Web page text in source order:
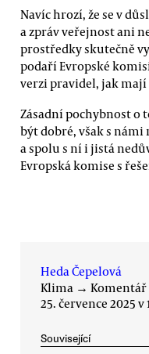
Navíc hrozí, že se v
a zpráv veřejnost ani
prostředky skutečně
podaří Evropské
verzi pravidel, jak
Zásadní pochybnost o
být dobré, však s námi
a spolu s ní i jistá
Evropská komise s
Heda Čepelová
Klima → Komentář
25. července 2025 v
Související